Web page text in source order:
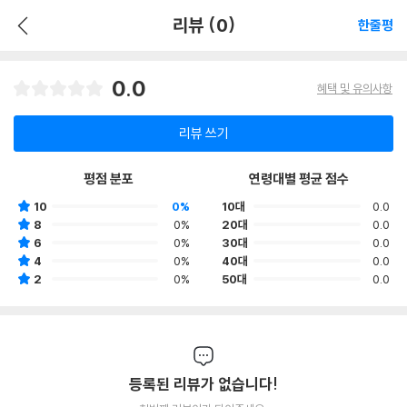
리뷰 (0) 한줄평
0.0 혜택 및 유의사항
리뷰 쓰기
평점 분포
10
0%
8
0%
6
0%
4
0%
2
0%
연령대별 평균 점수
10대
0.0
20대
0.0
30대
0.0
40대
0.0
50대
0.0
등록된 리뷰가 없습니다!